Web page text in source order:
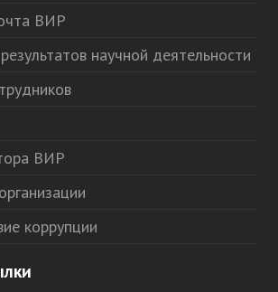
ВИР
научной деятельности
ВИР
коррупции